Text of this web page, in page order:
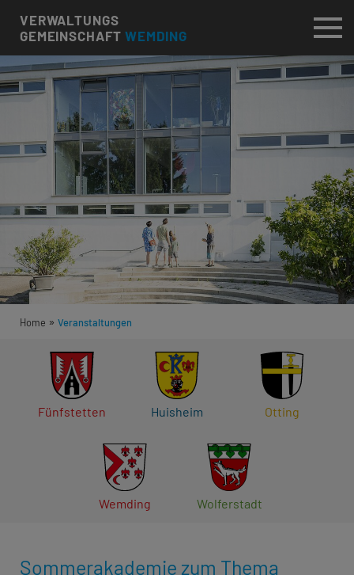
VERWALTUNGS
GEMEINSCHAFTWEMDING
Home » Veranstaltungen
Fünfstetten Huisheim Otting
Wemding Wolferstadt
Sommerakademie zum Thema